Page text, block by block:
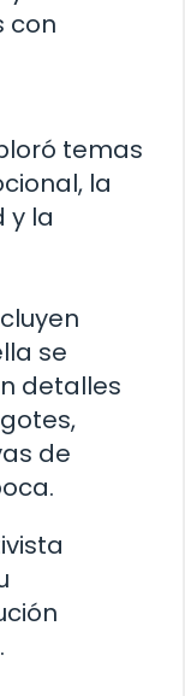
con
temas
la
y la
se
detalles
de